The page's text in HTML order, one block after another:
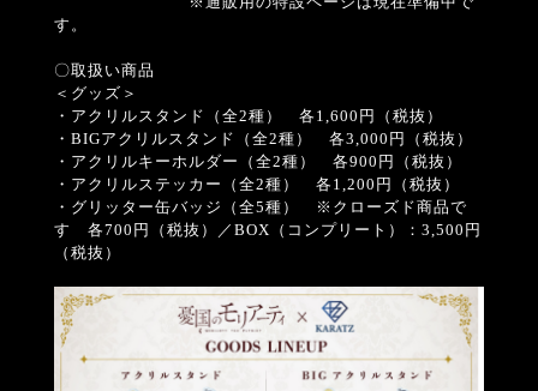
す。
〇取扱い商品
＜グッズ＞
・アクリルスタンド（全2種） 各1,600円（税抜）
・BIGアクリルスタンド（全2種） 各3,000円（税抜）
・アクリルキーホルダー（全2種） 各900円（税抜）
・アクリルステッカー（全2種） 各1,200円（税抜）
・グリッター缶バッジ（全5種） ※クローズド商品で
す 各700円（税抜）／BOX（コンプリート）：3,500円
（税抜）